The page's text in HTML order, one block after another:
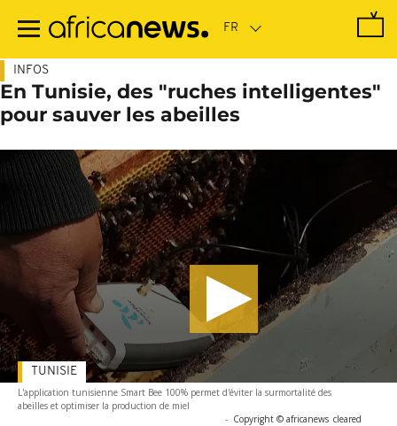
contenu
INFOS
En Tunisie, des "ruches intelligentes"
pour sauver les abeilles
L'application tunisienne Smart Bee 100% permet d'éviter la surmortalité des
abeilles et optimiser la production de miel
- Copyright © africanews cleared
TUNISIE